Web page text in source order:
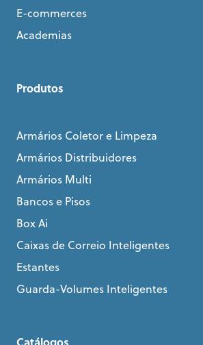
E-commerces
Academias
Produtos
Armários Coletor e Limpeza
Armários Distribuidores
Armários Multi
Bancos e Pisos
Box Ai
Caixas de Correio Inteligentes
Estantes
Guarda-Volumes Inteligentes